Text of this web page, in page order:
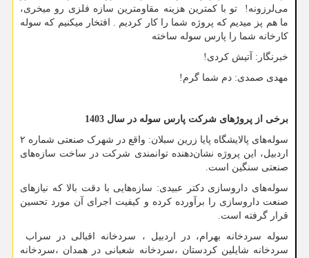
می‌لرزونه! تو با کمترین هزینه مقاومترین سازه فلزی رو میخری،
ما هم پز میدیم که پروژه شما را کار کردیم . افتخار میکنیم که سوله
کارخانه شما را پارس سوله ساخته
خبرنگار: آتیش کردی!
مهدی صمدی: دم شما گرم!
برخی از پروژهای شرکت پارس سوله در سال 1403
سوله‌های پالایشگاه پایا زرین سبلان: واقع در شهرک صنعتی شماره ۲
اردبیل، این پروژه نشان‌دهنده توانمندی شرکت در ساخت سازه‌های
صنعتی سنگین است.
سوله‌های داروسازی دکتر عبیدی: سازه‌هایی با دقت بالا که نیازهای
صنعت داروسازی را برآورده کرده و کیفیت اجرای آن مورد تحسین
قرار گرفته است.
سوله سردخانه بهرام، در اردبیل ، سردخانه اقبالی در سراب
سردخانه شایلین کردستان ،سردخانه شعبانی در همدان ،سردخانه